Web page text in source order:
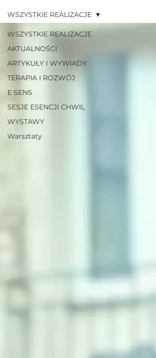
WSZYSTKIE REALIZACJE
AKTUALNOŚCI
ARTYKUŁY I WYWIADY
TERAPIA I ROZWÓJ
E SENS
SESJE ESENCJI CHWIL
WYSTAWY
Warsztaty
WSZYSTKIE REALIZACJE